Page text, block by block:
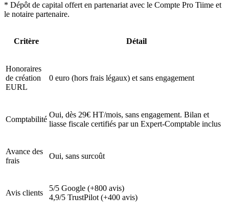
* Dépôt de capital offert en partenariat avec le Compte Pro Tiime et
le notaire partenaire.
Critère Détail
Honoraires
de création
EURL
0 euro (hors frais légaux) et sans engagement
Comptabilité
Oui, dès 29€ HT/mois, sans engagement. Bilan et
liasse fiscale certifiés par un Expert-Comptable inclus
Avance des
frais
Oui, sans surcoût
Avis clients
5/5 Google (+800 avis)
4,9/5 TrustPilot (+400 avis)